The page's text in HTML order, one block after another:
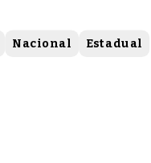
Nacional Estadual